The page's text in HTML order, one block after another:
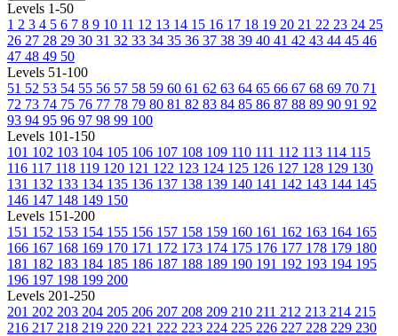
Levels 1-50
1 2 3 4 5 6 7 8 9 10 11 12 13 14 15 16 17 18 19 20 21 22 23 24 25
26 27 28 29 30 31 32 33 34 35 36 37 38 39 40 41 42 43 44 45 46
47 48 49 50
Levels 51-100
51 52 53 54 55 56 57 58 59 60 61 62 63 64 65 66 67 68 69 70 71
72 73 74 75 76 77 78 79 80 81 82 83 84 85 86 87 88 89 90 91 92
93 94 95 96 97 98 99 100
Levels 101-150
101 102 103 104 105 106 107 108 109 110 111 112 113 114 115
116 117 118 119 120 121 122 123 124 125 126 127 128 129 130
131 132 133 134 135 136 137 138 139 140 141 142 143 144 145
146 147 148 149 150
Levels 151-200
151 152 153 154 155 156 157 158 159 160 161 162 163 164 165
166 167 168 169 170 171 172 173 174 175 176 177 178 179 180
181 182 183 184 185 186 187 188 189 190 191 192 193 194 195
196 197 198 199 200
Levels 201-250
201 202 203 204 205 206 207 208 209 210 211 212 213 214 215
216 217 218 219 220 221 222 223 224 225 226 227 228 229 230